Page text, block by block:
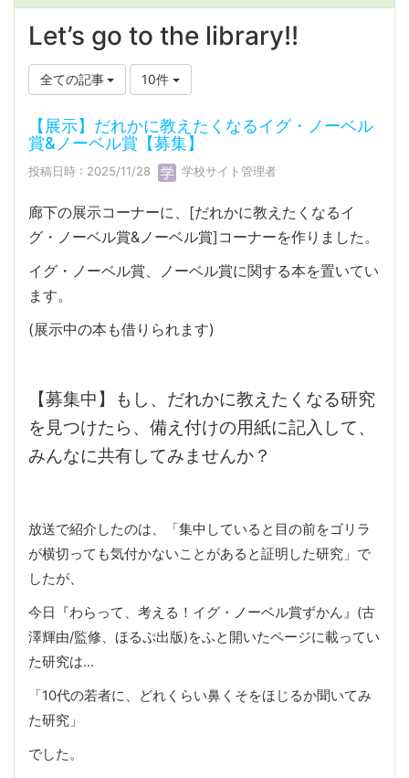
Let’s go to the library!!
全ての記事 10件
【展示】だれかに教えたくなるイグ・ノーベル
賞&ノーベル賞【募集】
投稿日時 : 2025/11/28 学校サイト管理者
廊下の展示コーナーに、[だれかに教えたくなるイ
グ・ノーベル賞&ノーベル賞]コーナーを作りました。
イグ・ノーベル賞、ノーベル賞に関する本を置いてい
ます。
(展示中の本も借りられます)
【募集中】もし、だれかに教えたくなる研究
を見つけたら、備え付けの用紙に記入して、
みんなに共有してみませんか？
放送で紹介したのは、「集中していると目の前をゴリラ
が横切っても気付かないことがあると証明した研究」で
したが、
今日『わらって、考える！イグ・ノーベル賞ずかん』(古
澤輝由/監修、ほるぷ出版)をふと開いたページに載ってい
た研究は…
「10代の若者に、どれくらい鼻くそをほじるか聞いてみ
た研究」
でした。